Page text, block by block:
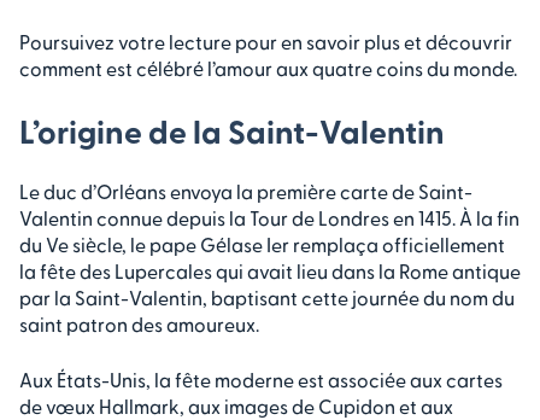
Poursuivez votre lecture pour en savoir plus et découvrir
comment est célébré l’amour aux quatre coins du monde.
L’origine de la Saint-Valentin
Le duc d’Orléans envoya la première carte de Saint-
Valentin connue depuis la Tour de Londres en 1415. À la fin
du Ve siècle, le pape Gélase Ier remplaça officiellement
la fête des Lupercales qui avait lieu dans la Rome antique
par la Saint-Valentin, baptisant cette journée du nom du
saint patron des amoureux.
Aux États-Unis, la fête moderne est associée aux cartes
de vœux Hallmark, aux images de Cupidon et aux